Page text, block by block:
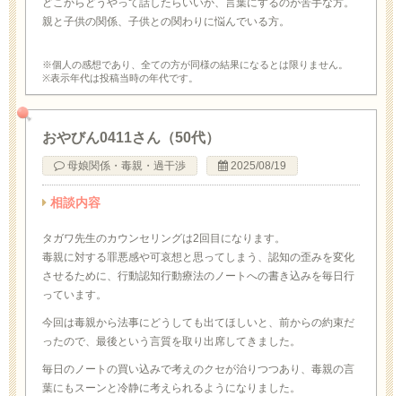
どこからどうやって話したらいいか、言葉にするのが苦手な方。
親と子供の関係、子供との関わりに悩んでいる方。
※個人の感想であり、全ての方が同様の結果になるとは限りません。
※表示年代は投稿当時の年代です。
おやびん0411さん（50代）
母娘関係・毒親・過干渉 2025/08/19
相談内容
タガワ先生のカウンセリングは2回目になります。
毒親に対する罪悪感や可哀想と思ってしまう、認知の歪みを変化
させるために、行動認知行動療法のノートへの書き込みを毎日行
っています。
今回は毒親から法事にどうしても出てほしいと、前からの約束だ
ったので、最後という言質を取り出席してきました。
毎日のノートの買い込みで考えのクセが治りつつあり、毒親の言
葉にもスーンと冷静に考えられるようになりました。